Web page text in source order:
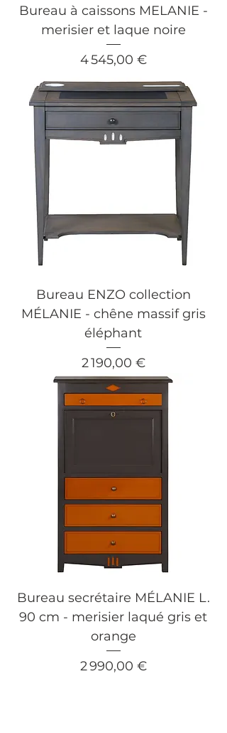
Bureau à caissons MELANIE -
merisier et laque noire
Prix
4 545,00 €
Bureau ENZO collection
MÉLANIE - chêne massif gris
éléphant
Prix
2 190,00 €
Bureau secrétaire MÉLANIE L.
90 cm - merisier laqué gris et
orange
Prix
2 990,00 €